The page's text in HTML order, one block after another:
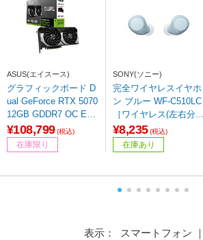
ASUS(エイスース)
グラフィックボード D
ual GeForce RTX 5070
12GB GDDR7 OC Editi
on DUAL-RTX5070-O1
2G ［GeForce RTXシ
リーズ /12GB］
¥108,799 (税込)
在庫限り
SONY(ソニー)
完全ワイヤレスイヤホ
ン ブルー WF-C510LC
［ワイヤレス(左右分
離) /Bluetooth対応］
¥8,235 (税込)
在庫あり
表示： スマートフォン ｜